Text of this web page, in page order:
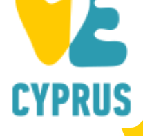
» ARISTOS RESTAURANT (
ARISTOS